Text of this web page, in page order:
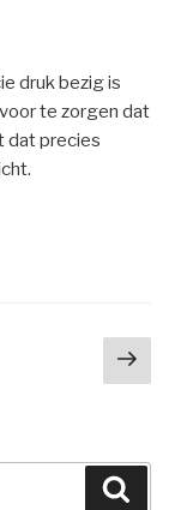
druk bezig is
te zorgen dat
dat precies